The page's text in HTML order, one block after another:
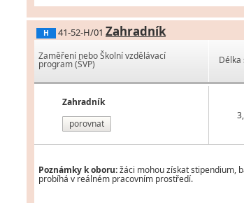
H 41-52-H/01 Zahradník
Zaměření nebo Školní vzdělávací
program (ŠVP)
Zahradník
porovnat
Délka
Poznámky k oboru:žáci mohou získat stipendium,
probíhá v reálném pracovním prostředí.